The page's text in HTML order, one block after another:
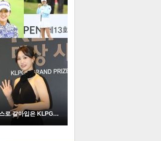
포토
드레스로 갈아입은 KLPGA …